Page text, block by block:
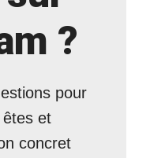
?
pour
et
concret